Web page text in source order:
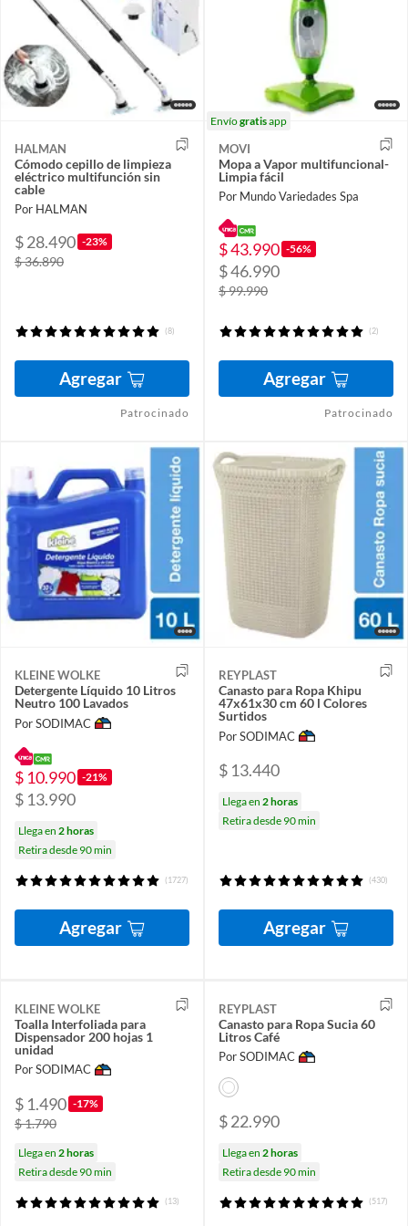
HALMAN
Cómodo cepillo de limpieza
eléctrico multifunción sin
cable
Por HALMAN
$ 28.490 -23%
$ 36.890
(8)
Agregar
Patrocinado
Envíogratisapp
MOVI
Mopa a Vapor multifuncional-
Limpia fácil
Por Mundo Variedades Spa
$ 43.990 -56%
$ 46.990
$ 99.990
(2)
Agregar
Patrocinado
KLEINE WOLKE
Detergente Líquido 10 Litros
Neutro 100 Lavados
Por SODIMAC
$ 10.990 -21%
$ 13.990
Llega en 2 horas
Retira desde 90 min
(1727)
Agregar
REYPLAST
Canasto para Ropa Khipu
47x61x30 cm 60 l Colores
Surtidos
Por SODIMAC
$ 13.440
Llega en 2 horas
Retira desde 90 min
(430)
Agregar
KLEINE WOLKE
Toalla Interfoliada para
Dispensador 200 hojas 1
unidad
Por SODIMAC
$ 1.490 -17%
$ 1.790
Llega en 2 horas
Retira desde 90 min
(13)
REYPLAST
Canasto para Ropa Sucia 60
Litros Café
Por SODIMAC
$ 22.990
Llega en 2 horas
Retira desde 90 min
(517)